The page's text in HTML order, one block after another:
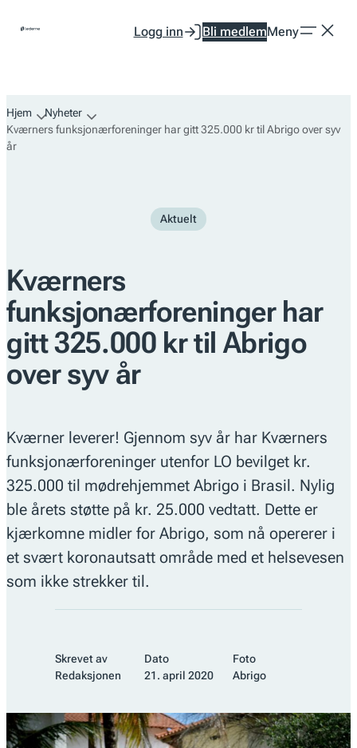
Logg inn Bli medlemMeny
Hjem
Nyheter
Kværners funksjonærforeninger har gitt 325.000 kr til Abrigo over syv
år
Aktuelt
Kværners
funksjonærforeninger har
gitt 325.000 kr til Abrigo
over syv år
Kværner leverer! Gjennom syv år har Kværners
funksjonærforeninger utenfor LO bevilget kr.
325.000 til mødrehjemmet Abrigo i Brasil. Nylig
ble årets støtte på kr. 25.000 vedtatt. Dette er
kjærkomne midler for Abrigo, som nå opererer i
et svært koronautsatt område med et helsevesen
som ikke strekker til.
Skrevet av
Redaksjonen
Dato
21. april 2020
Foto
Abrigo